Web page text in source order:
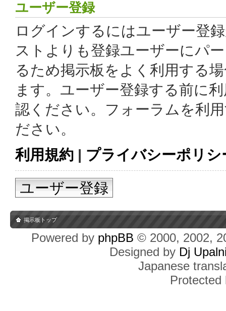
ユーザー登録
ログインするにはユーザー登
ストよりも登録ユーザーにパ
るため掲示板をよく利用する
ます。ユーザー登録する前に
認ください。フォーラムを利
ださい。
利用規約 | プライバシーポリシ
ユーザー登録
掲示板トップ
Powered by phpBB © 2000, 2002,
Designed by Dj
Japanese